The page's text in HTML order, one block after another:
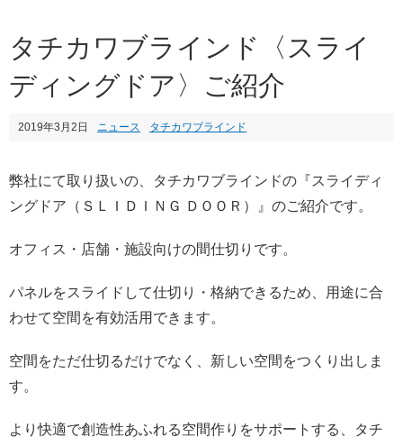
タチカワブラインド〈スライ
ディングドア〉ご紹介
2019年3月2日 ニュース タチカワブラインド
弊社にて取り扱いの、タチカワブラインドの『スライディ
ングドア（ＳＬＩＤＩＮＧ ＤＯＯＲ）』のご紹介です。
オフィス・店舗・施設向けの間仕切りです。
パネルをスライドして仕切り・格納できるため、用途に合
わせて空間を有効活用できます。
空間をただ仕切るだけでなく、新しい空間をつくり出しま
す。
より快適で創造性あふれる空間作りをサポートする、タチ